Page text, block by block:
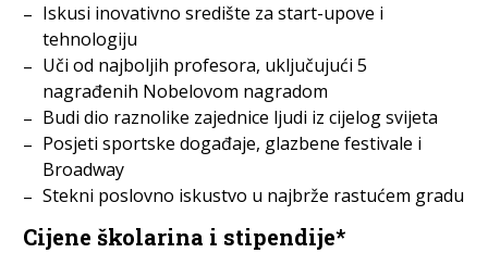
Iskusi inovativno središte za start-upove i
tehnologiju
Uči od najboljih profesora, uključujući 5
nagrađenih Nobelovom nagradom
Budi dio raznolike zajednice ljudi iz cijelog svijeta
Posjeti sportske događaje, glazbene festivale i
Broadway
Stekni poslovno iskustvo u najbrže rastućem gradu
Cijene školarina i stipendije*